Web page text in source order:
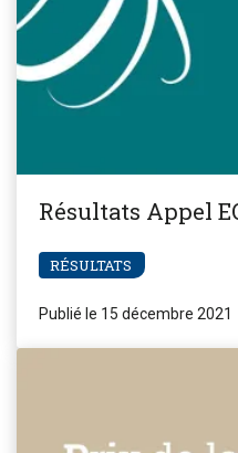
Résultats Appel
RÉSULTATS
Publié le 15 décembre 2021